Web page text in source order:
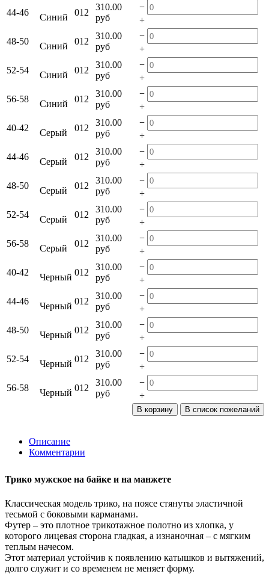
44-46 Синий 012
310.00
руб
−
+
48-50 Синий 012
310.00
руб
−
+
52-54 Синий 012
310.00
руб
−
+
56-58 Синий 012
310.00
руб
−
+
40-42 Серый 012
310.00
руб
−
+
44-46 Серый 012
310.00
руб
−
+
48-50 Серый 012
310.00
руб
−
+
52-54 Серый 012
310.00
руб
−
+
56-58 Серый 012
310.00
руб
−
+
40-42 Черный 012
310.00
руб
−
+
44-46 Черный 012
310.00
руб
−
+
48-50 Черный 012
310.00
руб
−
+
52-54 Черный 012
310.00
руб
−
+
56-58 Черный 012
310.00
руб
−
+
Описание
Комментарии
Трико мужское на байке и на манжете
Классическая модель трико, на поясе стянуты эластичной
тесьмой с боковыми карманами.
Футер – это плотное трикотажное полотно из хлопка, у
которого лицевая сторона гладкая, а изнаночная – с мягким
теплым начесом.
Этот материал устойчив к появлению катышков и вытяжений,
долго служит и со временем не меняет форму.